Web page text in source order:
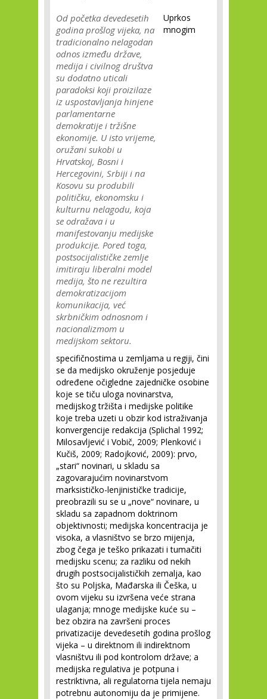
Od početka devedesetih
godina prošlog vijeka, na
tradicionalno nelagodan
odnos između države,
medija i civilnog društva
su dodatno uticali
paradoksi koji proizilaze
iz uspostavljanja hinjene
parlamentarne
demokratije i tržišne
ekonomije. U isto vrijeme,
oružani sukobi u
Hrvatskoj, Bosni i
Hercegovini, Srbiji i na
Kosovu su produbili
političku, ekonomsku i
kulturnu nelagodu, koja
se odražava i u
manifestovanju medijske
produkcije. Pored toga,
postsocijalističke zemlje
imitiraju liberalni model
medija, što ne rezultira
demokratizacijom
komunikacija, već
skrbničkim odnosnom i
nacionalizmom u
medijskom sektoru.
Uprkos
mnogim
specifičnostima u zemljama u regiji, čini
se da medijsko okruženje posjeduje
određene očigledne zajedničke osobine
koje se tiču uloga novinarstva,
medijskog tržišta i medijske politike
koje treba uzeti u obzir kod istraživanja
konvergencije redakcija (Splichal 1992;
Milosavljević i Vobič, 2009; Plenković i
Kučiš, 2009; Radojković, 2009): prvo,
„stari“ novinari, u skladu sa
zagovarajućim novinarstvom
marksističko-lenjinističke tradicije,
preobrazili su se u „nove“ novinare, u
skladu sa zapadnom doktrinom
objektivnosti; medijska koncentracija je
visoka, a vlasništvo se brzo mijenja,
zbog čega je teško prikazati i tumačiti
medijsku scenu; za razliku od nekih
drugih postsocijalističkih zemalja, kao
što su Poljska, Mađarska ili Češka, u
ovom vijeku su izvršena veće strana
ulaganja; mnoge medijske kuće su –
bez obzira na završeni proces
privatizacije devedesetih godina prošlog
vijeka – u direktnom ili indirektnom
vlasništvu ili pod kontrolom države; a
medijska regulativa je potpuna i
restriktivna, ali regulatorna tijela nemaju
potrebnu autonomiju da je primijene.